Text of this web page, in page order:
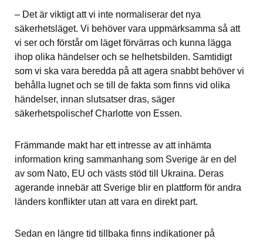
– Det är viktigt att vi inte normaliserar det nya
säkerhetsläget. Vi behöver vara uppmärksamma så att
vi ser och förstår om läget förvärras och kunna lägga
ihop olika händelser och se helhetsbilden. Samtidigt
som vi ska vara beredda på att agera snabbt behöver vi
behålla lugnet och se till de fakta som finns vid olika
händelser, innan slutsatser dras, säger
säkerhetspolischef Charlotte von Essen.
Främmande makt har ett intresse av att inhämta
information kring sammanhang som Sverige är en del
av som Nato, EU och västs stöd till Ukraina. Deras
agerande innebär att Sverige blir en plattform för andra
länders konflikter utan att vara en direkt part.
Sedan en längre tid tillbaka finns indikationer på